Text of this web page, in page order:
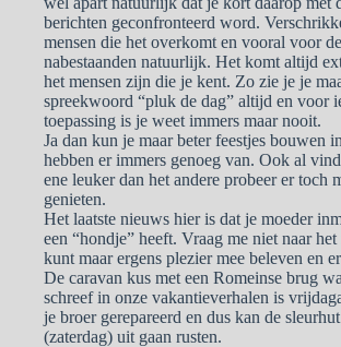
berichten geconfronteerd word.
mensen die het overkomt en vooral voor de
nabestaanden natuurlijk. Het komt altijd
het mensen zijn die je kent. Zo zie je je
spreekwoord “pluk de dag” altijd en voor
toepassing is je weet immers maar nooit.
Ja dan kun je maar beter feestjes bouwen
hebben er immers genoeg van. Ook al
ene leuker dan het andere probeer er toch
genieten.
Het laatste nieuws hier is dat je moeder
een “hondje” heeft. Vraag me niet naar het
kunt maar ergens plezier mee beleven en
De caravan kus met een Romeinse brug
schreef in onze vakantieverhalen is
je broer gerepareerd en dus kan de
(zaterdag) uit gaan rusten.